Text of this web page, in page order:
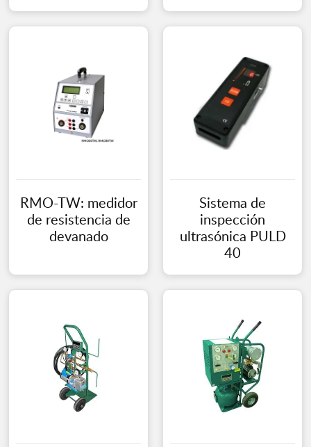
RMO-TW: medidor
de resistencia de
devanado
Sistema de
inspección
ultrasónica PULD
40